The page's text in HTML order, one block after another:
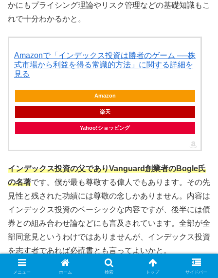
かにもプライシング理論やリスク管理などの基礎知識もこ
れで十分わかるかと。
Amazonで「インデックス投資は勝者のゲーム ──株
式市場から利益を得る常識的方法」に関する詳細を
見る
Amazon
楽天
Yahoo!ショッピング
インデックス投資の父でありVanguard創業者のBogle氏
の名著です。僕が最も尊敬する偉人でもあります。その先
見性と残された功績には尊敬の念しかありません。内容は
インデックス投資のベーシックな内容ですが、後半には債
券との組み合わせ論などにも言及されています。全部が全
部同意見というわけではありませんが、インデックス投資
を志す者であれば必読書とも言ってよいかと。
メニュー ホーム 検索 トップ サイドバー